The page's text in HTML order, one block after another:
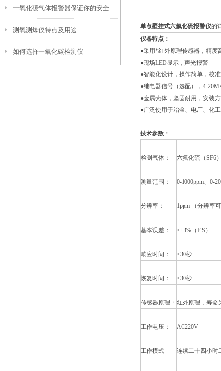
一氧化碳气体报警器保证你的安全
测氧测爆仪特点及用途
如何选择一氧化碳检测仪
单点壁挂式六氟化硫报警仪的
仪器特点：
●采用*红外原理传感器，精度
●现场LED显示，声光报警
●智能化设计，操作简单，校
●继电器信号（选配），4-
●金属壳体，坚固耐用，安装
●广泛使用于冶金、电厂、化
技术参数：
检测气体： 六氟化硫（SF6
测量范围： 0-1000ppm、0-
分辨率： 1ppm （分辨率
基本误差： ≤±3%（F.S）
响应时间： ≤30秒
恢复时间： ≤30秒
传感器原理： 红外原理，寿命
工作电压： AC220V
工作模式 连续二十四小时